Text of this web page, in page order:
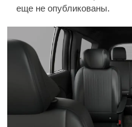
еще не опубликованы.